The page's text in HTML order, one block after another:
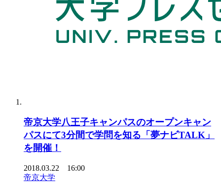
帝京大学八王子キャンパスのオープンキャン
パスにて3分間で学問を知る「夢ナビTALK」
を開催！
2018.03.22 16:00
帝京大学